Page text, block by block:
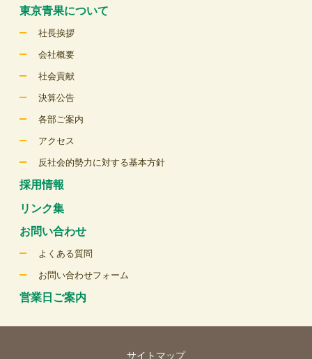
東京青果について
社長挨拶
会社概要
社会貢献
決算公告
各部ご案内
アクセス
反社会的勢力に対する基本方針
採用情報
リンク集
お問い合わせ
よくある質問
お問い合わせフォーム
営業日ご案内
サイトマップ